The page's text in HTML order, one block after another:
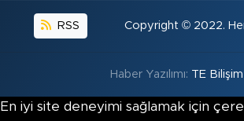
RSS Copyright © 2022. Her
Haber Yazılımı: TE Bilişim
En iyi site deneyimi sağlamak için